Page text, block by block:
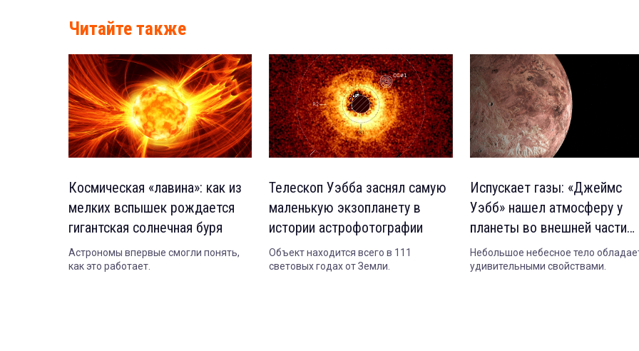
Читайте также
Космическая «лавина»: как из
мелких вспышек рождается
гигантская солнечная буря
Астрономы впервые смогли понять,
как это работает.
Телескоп Уэбба заснял самую
маленькую экзопланету в
истории астрофотографии
Объект находится всего в 111
световых годах от Земли.
Испускает газы: «Джеймс
Уэбб» нашел атмосферу у
планеты во внешней части
Солнечной системы
Небольшое небесное тело
удивительными свойствами.